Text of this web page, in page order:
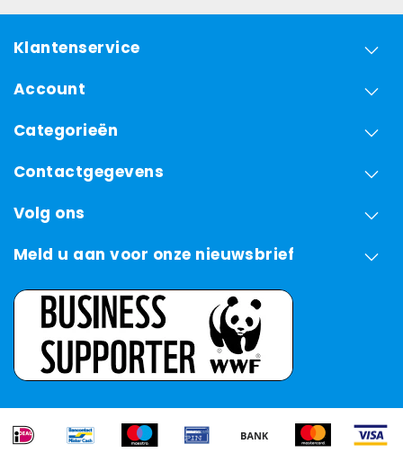
Klantenservice
Account
Categorieën
Contactgegevens
Volg ons
Meld u aan voor onze nieuwsbrief